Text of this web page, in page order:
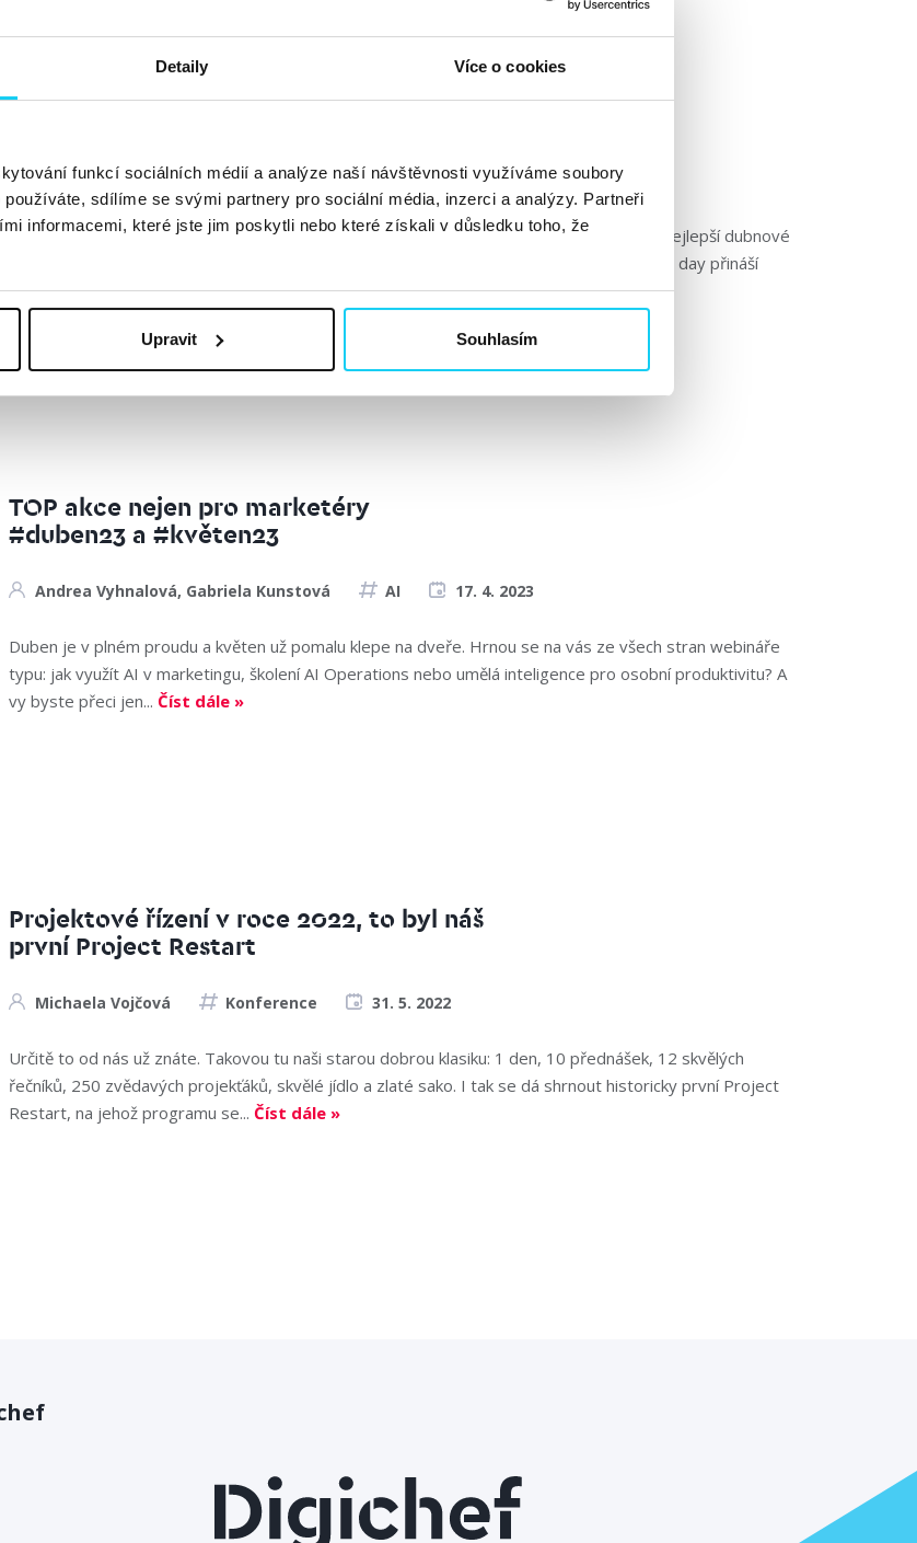
Detaily Více o cookies
funkcí sociálních médií a analýze naší návštěvnosti využíváme soubory
sdílíme se svými partnery pro sociální média, inzerci a analýzy. Partneři
informacemi, které jste jim poskytli nebo které získali v důsledku toho, že
Upravit Souhlasím
TOP akce nejen pro marketéry
Nikola Řeháková event 2. 4. 2025
Duben je tu a spolu s ním také top akce z e-commerce scény. Pojďme se podívat na ty nejlepší dubnové
eventy. E-commerce Day – 3. dubna 2025, Bratislava Celodenní konference E-commerce day přináší
odpovědi pro všechny e-shopaře, kteří chtějí svůj...Číst dále »
TOP akce nejen pro marketéry
#duben23 a #květen23
Andrea Vyhnalová, Gabriela Kunstová AI 17. 4. 2023
Duben je v plném proudu a květen už pomalu klepe na dveře. Hrnou se na vás ze všech stran webináře
typu: jak využít AI v marketingu, školení AI Operations nebo umělá inteligence pro osobní produktivitu? A
vy byste přeci jen... Číst dále »
Projektové řízení v roce 2022, to byl náš
první Project Restart
Michaela Vojčová Konference 31. 5. 2022
Určitě to od nás už znáte. Takovou tu naši starou dobrou klasiku: 1 den, 10 přednášek, 12 skvělých
řečníků, 250 zvědavých projekťáků, skvělé jídlo a zlaté sako. I tak se dá shrnout historicky první Project
Restart, na jehož programu se... Číst dále »